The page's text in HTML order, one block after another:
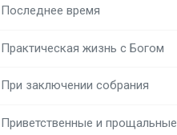
Последнее время
Практическая жизнь с Богом
При заключении собрания
Приветственные и прощальные